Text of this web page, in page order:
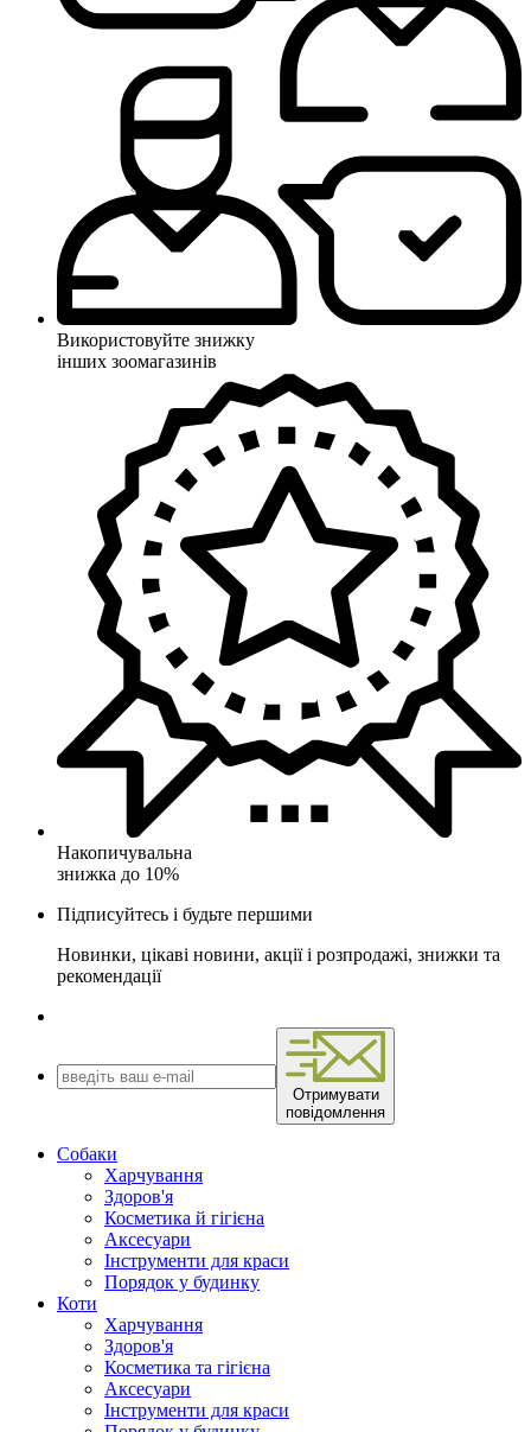
Використовуйте знижку
інших зоомагазинів
Накопичувальна
знижка до 10%
Підписуйтесь і будьте першими
Новинки, цікаві новини, акції і розпродажі, знижки та
рекомендації
Отримувати
повідомлення
Собаки
Харчування
Здоров'я
Косметика й гігієна
Аксесуари
Інструменти для краси
Порядок у будинку
Коти
Харчування
Здоров'я
Косметика та гігієна
Аксесуари
Інструменти для краси